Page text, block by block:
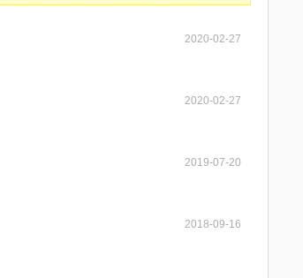
2020-02-27
2020-02-27
2019-07-20
2018-09-16